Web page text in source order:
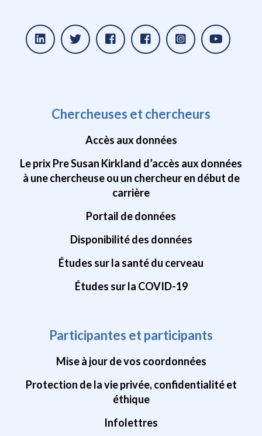
Chercheuses et chercheurs
Accès aux données
Le prix Pre Susan Kirkland d’accès aux données
à une chercheuse ou un chercheur en début de
carrière
Portail de données
Disponibilité des données
Études sur la santé du cerveau
Études sur la COVID-19
Participantes et participants
Mise à jour de vos coordonnées
Protection de la vie privée, confidentialité et
éthique
Infolettres